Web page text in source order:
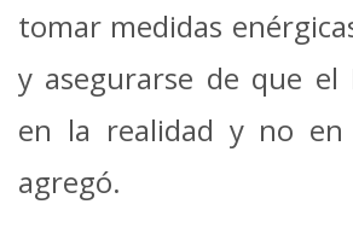
tomar medidas
y asegurarse de que el
en la realidad y no en
agregó.